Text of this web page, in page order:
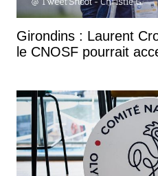
Girondins : Laurent
le CNOSF pourrait